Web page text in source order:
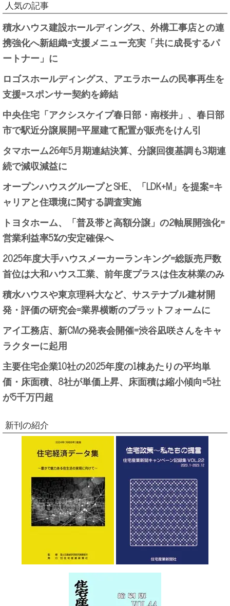
人気の記事
積水ハウス建設ホールディングス、外構工事店との連
携強化へ新組織=支援メニュー充実「共に成長するパ
ートナー」に
ロゴスホールディングス、アエラホームの民事再生を
支援=スポンサー契約を締結
中央住宅「アクシスケイプ春日部・南桜井」、春日部
市で駅近分譲展開=平屋建て配置が販売をけん引
タマホーム26年5月期連結決算、分譲回復基調も3期連
続で減収減益に
オープンハウスグループとSHE、「LDK+M」を提案=キ
ャリアと住環境に関する調査実施
トヨタホーム、「普及帯と高額分譲」の2軸展開強化=
営業利益率5%の安定確保へ
2025年度大手ハウスメーカーランキング=総販売戸数
首位は大和ハウス工業、前年度プラスは住友林業のみ
積水ハウスや東京理科大など、サステナブル建材開
発・評価の研究会=業界横断のプラットフォームに
アイ工務店、新CMの発表会開催=渋谷凪咲さんをキャ
ラクターに起用
主要住宅企業10社の2025年度の1棟あたりの平均単
価・床面積、8社が単価上昇、床面積は縮小傾向=5社
が5千万円超
新刊の紹介